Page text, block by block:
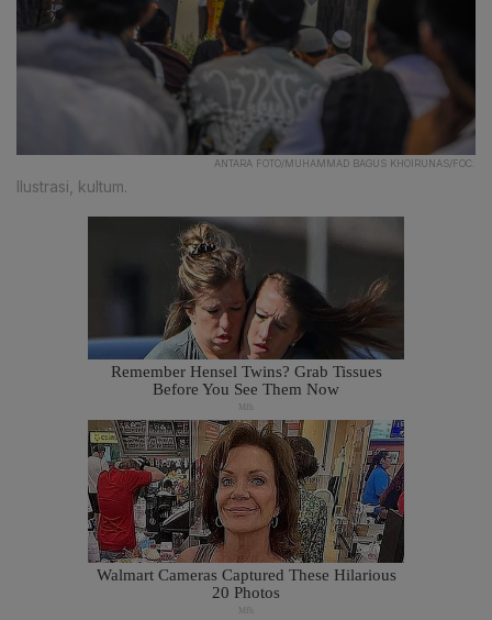
ANTARA FOTO/MUHAMMAD BAGUS KHOIRUNAS/FOC.
Ilustrasi, kultum.